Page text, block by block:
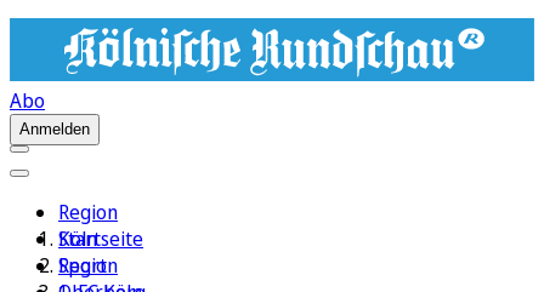
Abo
Anmelden
Region
Köln
Sport
Startseite
Region